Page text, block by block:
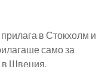
в Стокхолм и
само за
в Швеция.